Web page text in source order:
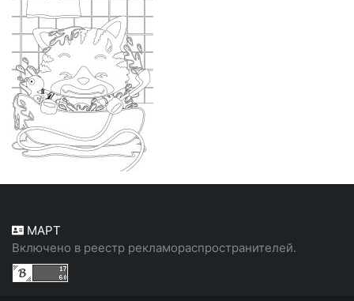
МАРТ
Включено в реестр рекламораспространителей.